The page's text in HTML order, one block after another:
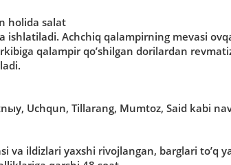
holida salat
ishlatiladi. Аchchiq qalampirning mevasi
qalampir qoʼshilgan dorilardan
Uchqun, Tillarang, Mumtoz, Said kabi
va ildizlari yaxshi rivojlangan, barglari toʼq